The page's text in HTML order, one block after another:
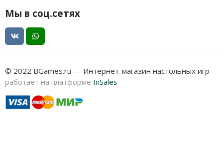
Мы в соц.сетях
© 2022 BGames.ru — Интернет-магазин настольных игр
работает на платформе InSales